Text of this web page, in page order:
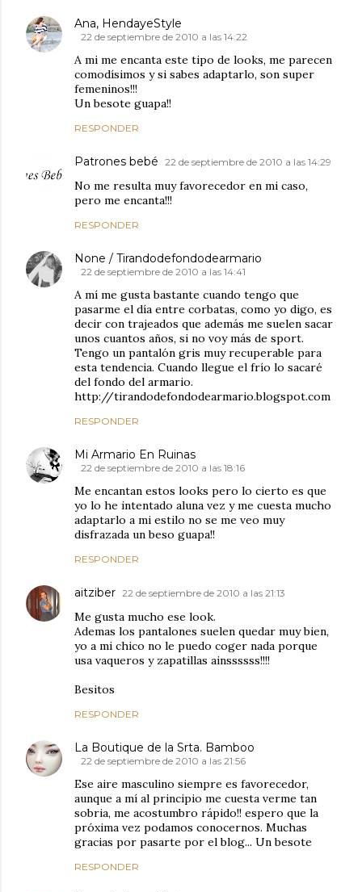
Ana, HendayeStyle
22 de septiembre de 2010 a las 14:22
A mi me encanta este tipo de looks, me parecen
comodísimos y si sabes adaptarlo, son super
femeninos!!!
Un besote guapa!!
RESPONDER
Patrones bebé 22 de septiembre de 2010 a las 14:29
No me resulta muy favorecedor en mi caso,
pero me encanta!!!
RESPONDER
None / Tirandodefondodearmario
22 de septiembre de 2010 a las 14:41
A mí me gusta bastante cuando tengo que
pasarme el día entre corbatas, como yo digo, es
decir con trajeados que además me suelen sacar
unos cuantos años, si no voy más de sport.
Tengo un pantalón gris muy recuperable para
esta tendencia. Cuando llegue el frío lo sacaré
del fondo del armario.
http://tirandodefondodearmario.blogspot.com
RESPONDER
Mi Armario En Ruinas
22 de septiembre de 2010 a las 18:16
Me encantan estos looks pero lo cierto es que
yo lo he intentado aluna vez y me cuesta mucho
adaptarlo a mi estilo no se me veo muy
disfrazada un beso guapa!!
RESPONDER
aitziber 22 de septiembre de 2010 a las 21:13
Me gusta mucho ese look.
Ademas los pantalones suelen quedar muy bien,
yo a mi chico no le puedo coger nada porque
usa vaqueros y zapatillas ainssssss!!!!
Besitos
RESPONDER
La Boutique de la Srta. Bamboo
22 de septiembre de 2010 a las 21:56
Ese aire masculino siempre es favorecedor,
aunque a mí al principio me cuesta verme tan
sobria, me acostumbro rápido!! espero que la
próxima vez podamos conocernos. Muchas
gracias por pasarte por el blog... Un besote
RESPONDER